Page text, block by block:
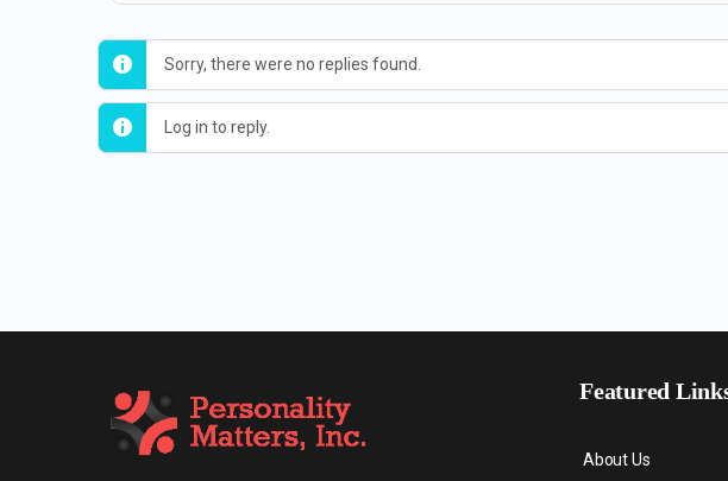
Sorry, there were no replies found.
Log in to reply.
Featured
About Us